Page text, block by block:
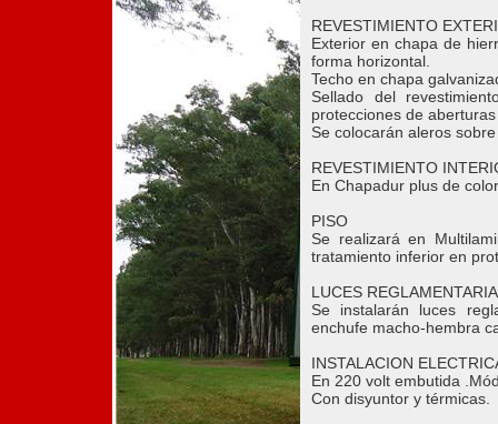
REVESTIMIENTO
Exterior en chapa de
forma horizontal.
Techo en chapa
Sellado del
protecciones de
Se colocarán aleros
REVESTIMIENTO
En Chapadur plus de
PISO
Se realizará en
tratamiento inferior en
LUCES
Se instalarán luces
enchufe macho-hembra
INSTALACION
En 220 volt embutida
Con disyuntor y térmicas.